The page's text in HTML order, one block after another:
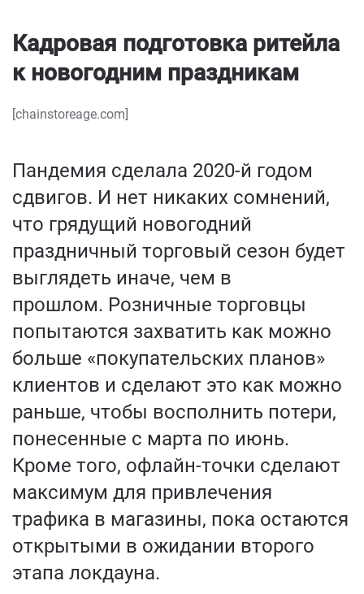
Кадровая подготовка ритейла
к новогодним праздникам
[chainstoreage.com]
Пандемия сделала 2020-й годом
сдвигов. И нет никаких сомнений,
что грядущий новогодний
праздничный торговый сезон будет
выглядеть иначе, чем в
прошлом. Розничные торговцы
попытаются захватить как можно
больше «покупательских планов»
клиентов и сделают это как можно
раньше, чтобы восполнить потери,
понесенные с марта по июнь.
Кроме того, офлайн-точки сделают
максимум для привлечения
трафика в магазины, пока остаются
открытыми в ожидании второго
этапа локдауна.